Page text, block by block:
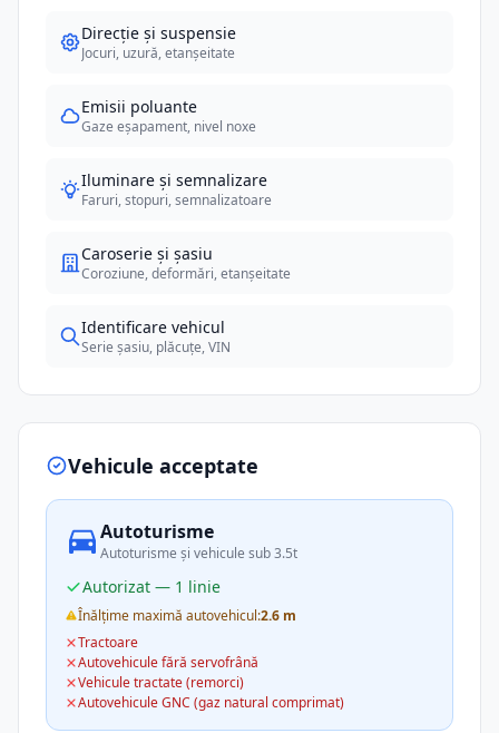
Direcție și suspensie
Jocuri, uzură, etanșeitate
Emisii poluante
Gaze eșapament, nivel noxe
Iluminare și semnalizare
Faruri, stopuri, semnalizatoare
Caroserie și șasiu
Coroziune, deformări, etanșeitate
Identificare vehicul
Serie șasiu, plăcuțe, VIN
Vehicule acceptate
Autoturisme
Autoturisme și vehicule sub 3.5t
Autorizat — 1 linie
Înălțime maximă autovehicul:2.6 m
Tractoare
Autovehicule fără servofrână
Vehicule tractate (remorci)
Autovehicule GNC (gaz natural comprimat)